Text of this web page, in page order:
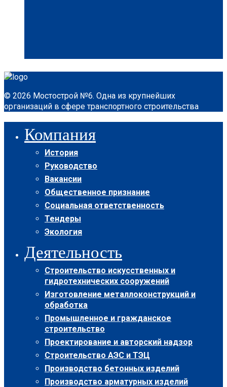
© 2026 Мостострой №6. Одна из крупнейших
организаций в сфере транспортного строительства
Компания
История
Руководство
Вакансии
Общественное признание
Социальная ответственность
Тендеры
Экология
Деятельность
Строительство искусственных и
гидротехнических сооружений
Изготовление металлоконструкций и
обработка
Промышленное и гражданское
строительство
Проектирование и авторский надзор
Строительство АЭС и ТЭЦ
Производство бетонных изделий
Производство арматурных изделий